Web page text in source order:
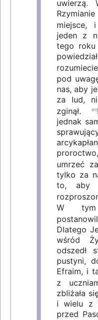
uwierzą.
jeden z
tego roku
rozumiecie
pod
nas, aby
za lud,
zginął.(51)
jednak
umrzeć
tylko za
to, aby
W
Dlatego
wśród
odszedł
pustyni,
Efraim, i
z
zbliżała
i wielu z
przed